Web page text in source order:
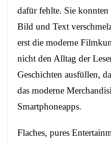
dafür fehlte. Sie
Bild und Text
erst die moderne
nicht den Alltag der
Geschichten ausfüllen,
das moderne
Smartphoneapps.
Flaches, pures